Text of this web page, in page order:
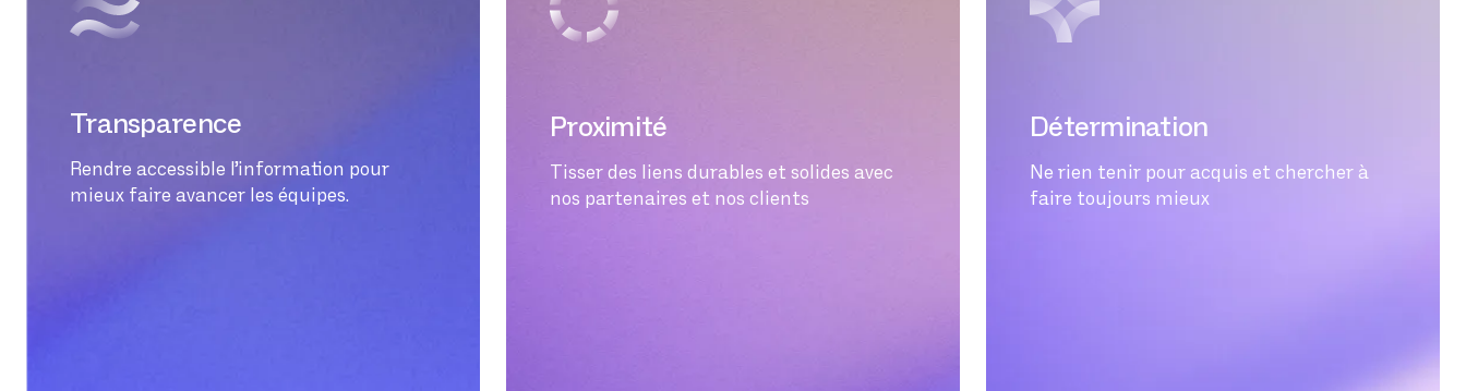
Transparence
Rendre accessible l’information pour
mieux faire avancer les équipes.
Proximité
Tisser des liens durables et solides avec
nos partenaires et nos clients
Détermination
Ne rien tenir pour acquis et chercher à
faire toujours mieux